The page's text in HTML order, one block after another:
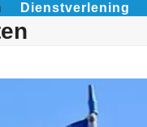
Dienstverlening